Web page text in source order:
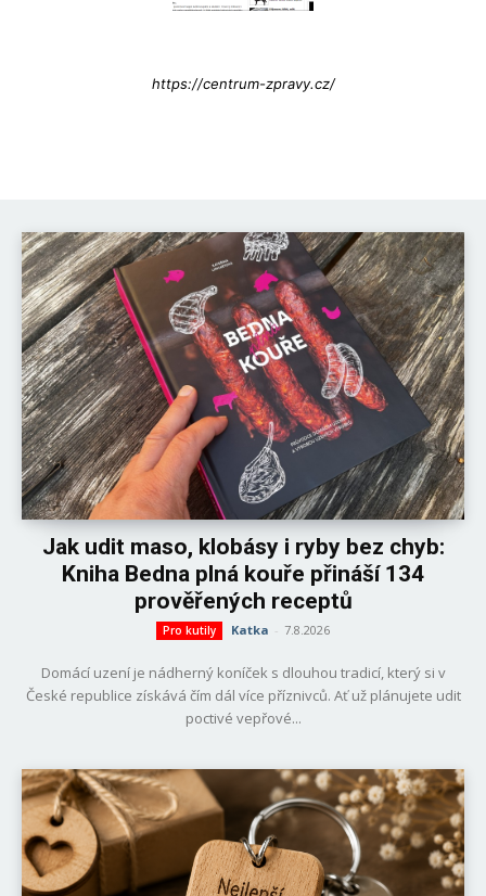
https://centrum-zpravy.cz/
Jak udit maso, klobásy i ryby bez chyb:
Kniha Bedna plná kouře přináší 134
prověřených receptů
Pro kutily Katka - 7.8.2026
Domácí uzení je nádherný koníček s dlouhou tradicí, který si v
České republice získává čím dál více příznivců. Ať už plánujete udit
poctivé vepřové...